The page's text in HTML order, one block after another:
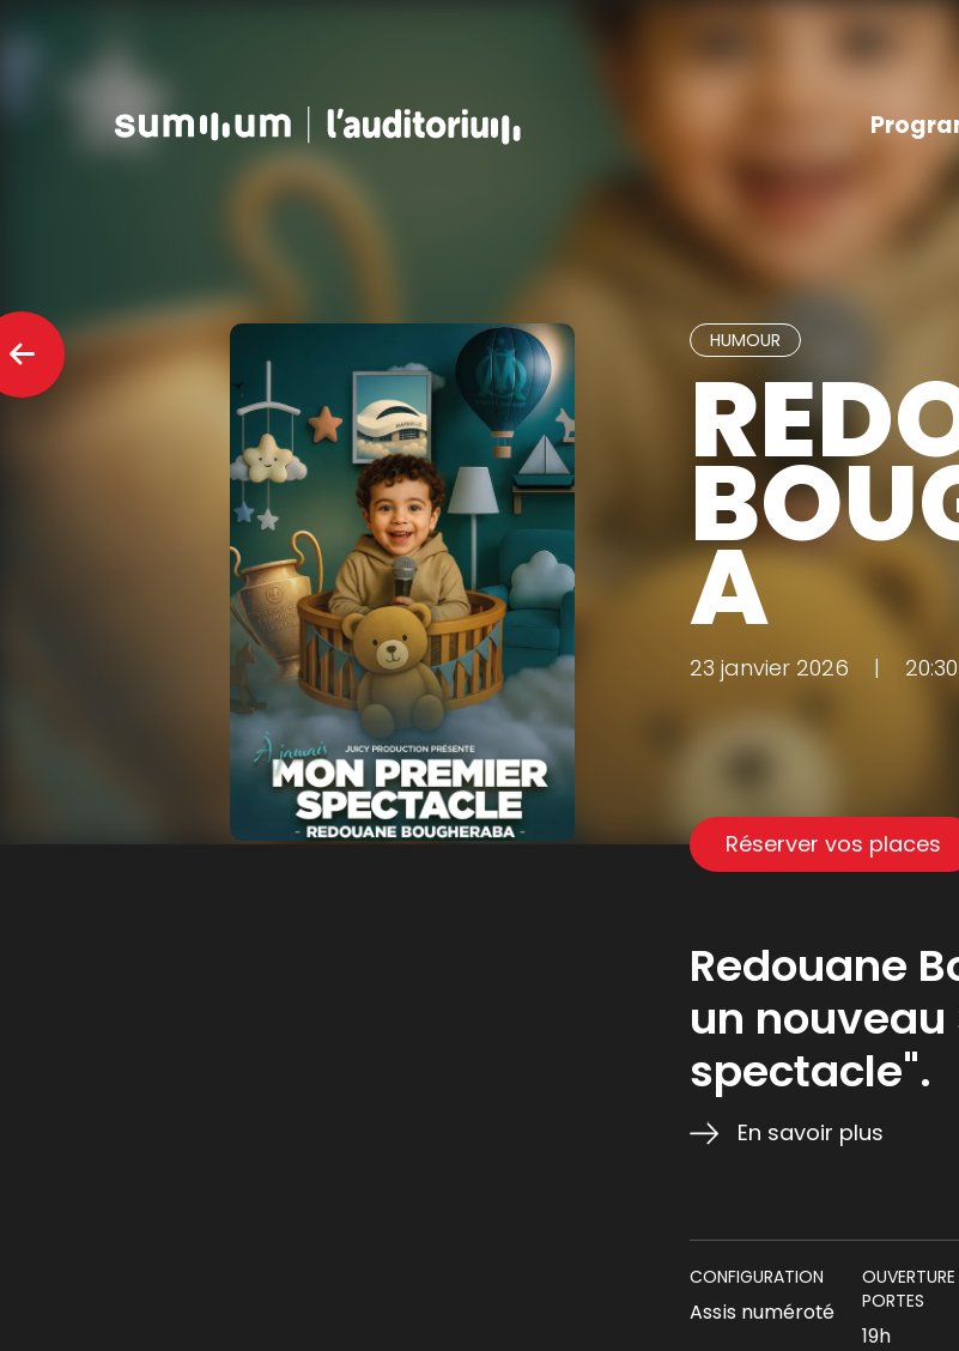
HUMOUR
A
23 janvier 2026 | 20:30
Réserver vos places
Redouane
un nouveau
spectacle".
En savoir plus
CONFIGURATION
Assis numéroté
OUVERTURE
PORTES
19h